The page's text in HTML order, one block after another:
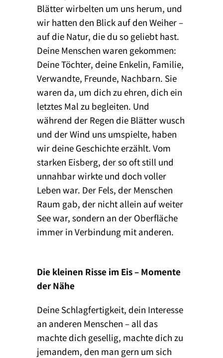
Blätter wirbelten um uns herum, und
wir hatten den Blick auf den Weiher –
auf die Natur, die du so geliebt hast.
Deine Menschen waren gekommen:
Deine Töchter, deine Enkelin, Familie,
Verwandte, Freunde, Nachbarn. Sie
waren da, um dich zu ehren, dich ein
letztes Mal zu begleiten. Und
während der Regen die Blätter wusch
und der Wind uns umspielte, haben
wir deine Geschichte erzählt. Vom
starken Eisberg, der so oft still und
unnahbar wirkte und doch voller
Leben war. Der Fels, der Menschen
Raum gab, der nicht allein auf weiter
See war, sondern an der Oberfläche
immer in Verbindung mit anderen.
Die kleinen Risse im Eis – Momente
der Nähe
Deine Schlagfertigkeit, dein Interesse
an anderen Menschen – all das
machte dich gesellig, machte dich zu
jemandem, den man gern um sich